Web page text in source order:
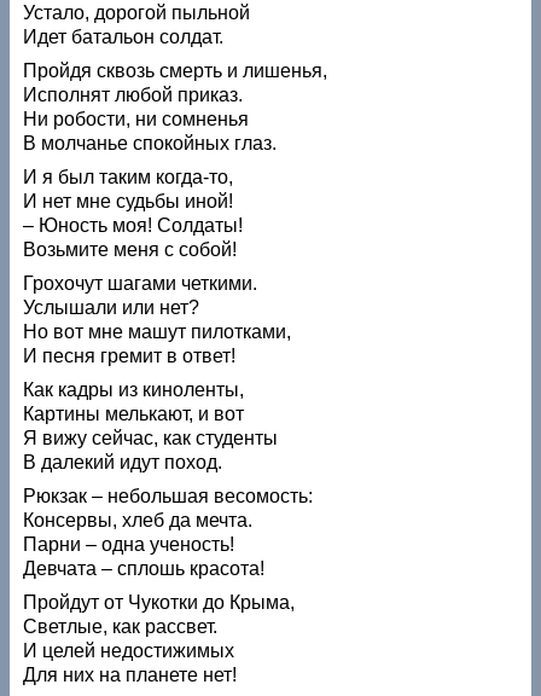
Устало, дорогой пыльной
Идет батальон солдат.
Пройдя сквозь смерть и лишенья,
Исполнят любой приказ.
Ни робости, ни сомненья
В молчанье спокойных глаз.
И я был таким когда-то,
И нет мне судьбы иной!
– Юность моя! Солдаты!
Возьмите меня с собой!
Грохочут шагами четкими.
Услышали или нет?
Но вот мне машут пилотками,
И песня гремит в ответ!
Как кадры из киноленты,
Картины мелькают, и вот
Я вижу сейчас, как студенты
В далекий идут поход.
Рюкзак – небольшая весомость:
Консервы, хлеб да мечта.
Парни – одна ученость!
Девчата – сплошь красота!
Пройдут от Чукотки до Крыма,
Светлые, как рассвет.
И целей недостижимых
Для них на планете нет!